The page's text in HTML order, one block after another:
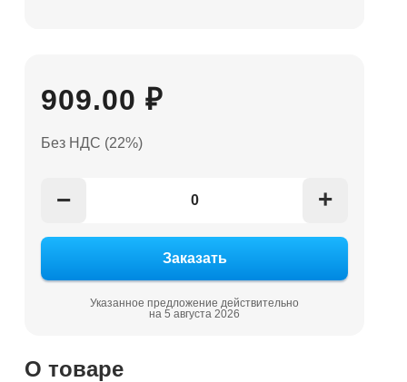
909.00 ₽
Без НДС (22%)
− +
Указанное предложение действительно
на 5 августа 2026
О товаре